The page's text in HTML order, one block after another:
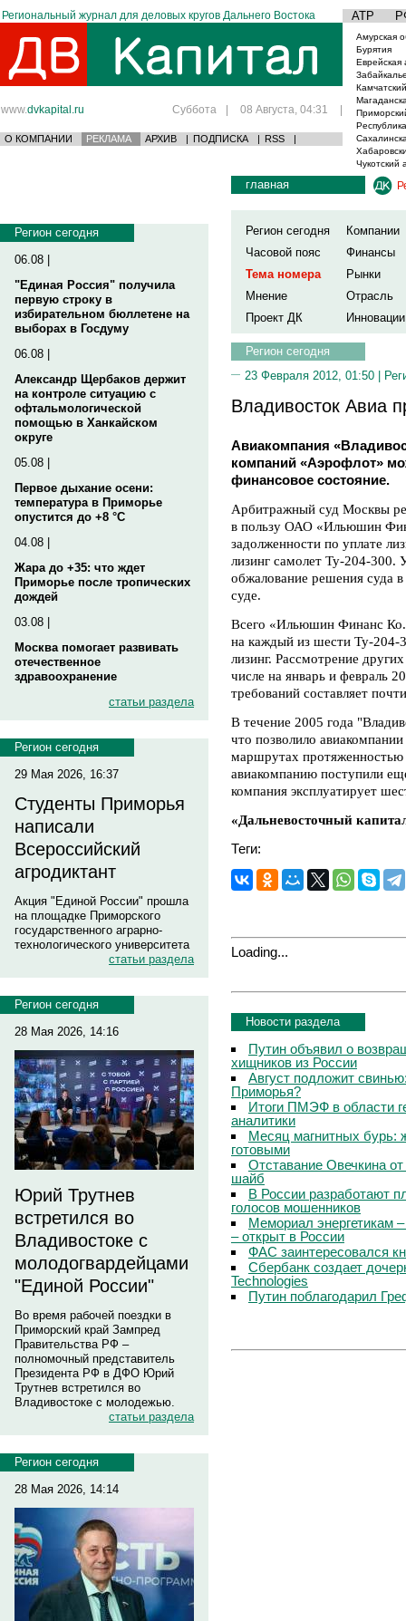
Региональный журнал для деловых кругов Дальнего Востока АТР
www.dvkapital.ru Суббота | 08 Августа, 04:31 |
О КОМПАНИИ РЕКЛАМА АРХИВ | ПОДПИСКА | RSS |
Амурская
Бурятия
Еврейская
Чукотский
Регион сегодня
06.08 |
"Единая Россия" получила
первую строку в
избирательном бюллетене на
выборах в Госдуму
06.08 |
Александр Щербаков держит
на контроле ситуацию с
офтальмологической
помощью в Ханкайском
округе
05.08 |
Первое дыхание осени:
температура в Приморье
опустится до +8 °C
04.08 |
Жара до +35: что ждет
Приморье после тропических
дождей
03.08 |
Москва помогает развивать
отечественное
здравоохранение
статьи раздела
Регион сегодня
29 Мая 2026, 16:37
Студенты Приморья
написали
Всероссийский
агродиктант
Акция "Единой России" прошла
на площадке Приморского
государственного аграрно-
технологического университета
статьи раздела
Регион сегодня
28 Мая 2026, 14:16
Юрий Трутнев
встретился во
Владивостоке с
молодогвардейцами
"Единой России"
Во время рабочей поездки в
Приморский край Зампред
Правительства РФ –
полномочный представитель
Президента РФ в ДФО Юрий
Трутнев встретился во
Владивостоке с молодежью.
статьи раздела
Регион сегодня
28 Мая 2026, 14:14
главная
Регион сегодня
Компании
Часовой пояс
Финансы
Тема номера
Рынки
Мнение
Отрасль
Проект ДК
Инновации
Регион сегодня
23 Февраля 2012, 01:50 |
Владивосток Авиа
Авиакомпания
компаний «Аэрофлот»
финансовое состояние.
Арбитражный суд Москвы
в пользу ОАО «Ильюшин
задолженности по уплате
лизинг самолет Ту-204-300.
обжалование решения суда
суде.
Всего «Ильюшин Финанс
на каждый из шести Ту-204-
лизинг. Рассмотрение
числе на январь и февраль
требований составляет
В течение 2005 года
что позволило
маршрутах
авиакомпанию поступили
компания эксплуатирует
«Дальневосточный
Теги:
Loading...
Новости раздела
Путин объявил о
хищников из России
Август подложит
Приморья?
Итоги ПМЭФ в области
аналитики
Месяц магнитных бурь:
готовыми
Отставание Овечкина
шайб
В России разработают
голосов мошенников
Мемориал энергетикам
– открыт в России
ФАС заинтересовался
Сбербанк создает
Technologies
Путин поблагодарил